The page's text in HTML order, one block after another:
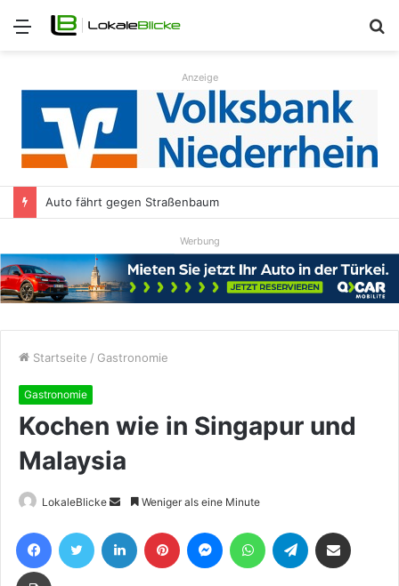
Menü
Anzeige
Auto fährt gegen Straßenbaum
Werbung
Startseite / Gastronomie
Gastronomie
Kochen wie in Singapur und
Malaysia
LokaleBlicke
Sende
eine
E-
Weniger als eine Minute
FacebookTwitter LinkedIn Pinterest MessengerWhatsAppTelegram
Drucken